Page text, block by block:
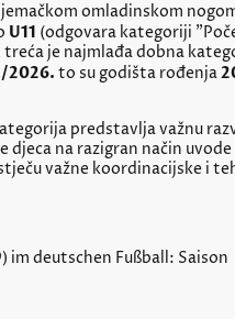
omladinskom
U11 (odgovara kategoriji
je najmlađa dobna
2026. to su godišta rođenja
predstavlja važnu
djeca na razigran način uvode
važne koordinacijske i
im deutschen Fußball: Saison